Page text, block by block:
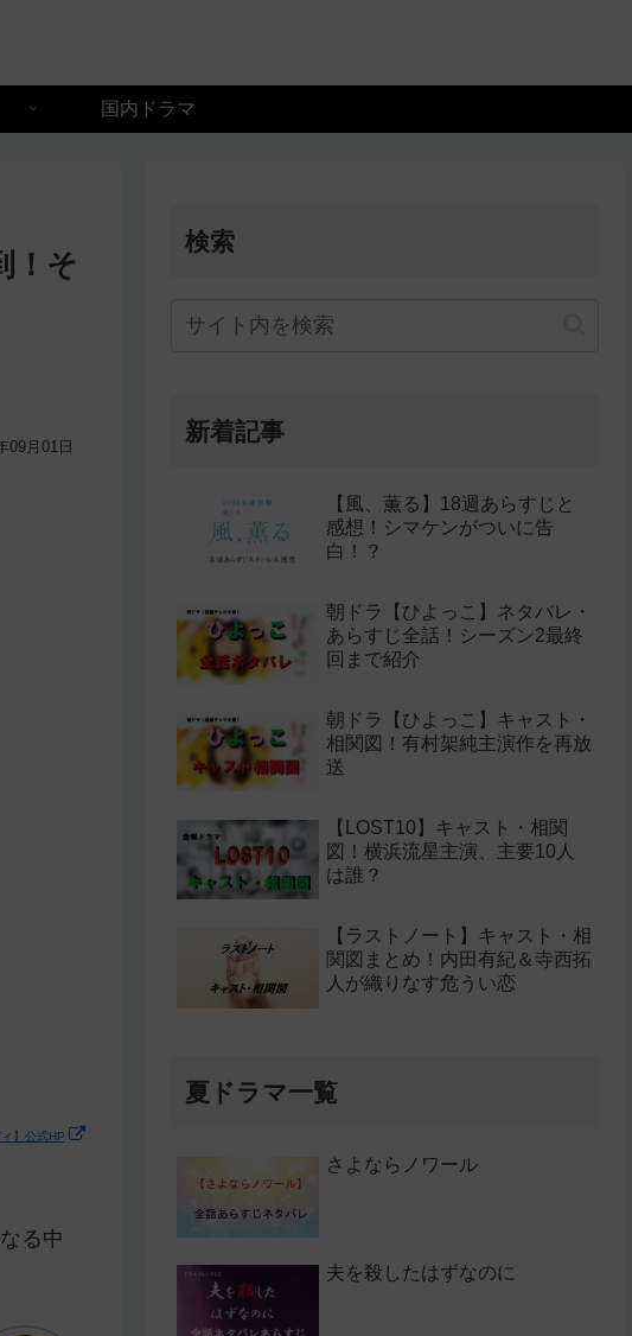
国内ドラマ
！そ
09月01日
】公式HP
る中
検索
新着記事
【風、薫る】18週あらすじと
感想！シマケンがついに告
白！？
朝ドラ【ひよっこ】ネタバレ・
あらすじ全話！シーズン2最終
回まで紹介
朝ドラ【ひよっこ】キャスト・
相関図！有村架純主演作を再放
送
【LOST10】キャスト・相関
図！横浜流星主演、主要10人
は誰？
【ラストノート】キャスト・相
関図まとめ！内田有紀＆寺西拓
人が織りなす危うい恋
夏ドラマ一覧
さよならノワール
夫を殺したはずなのに